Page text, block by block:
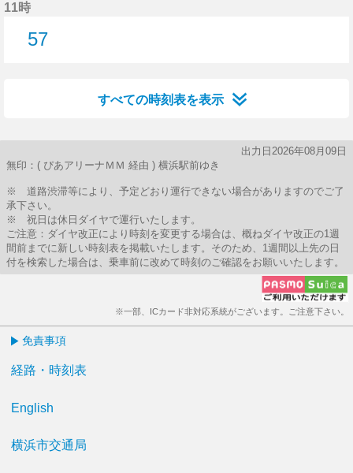
11時
57
すべての時刻表を表示
出力日2026年08月09日
無印：( ぴあアリーナＭＭ 経由 ) 横浜駅前ゆき
※ 道路渋滞等により、予定どおり運行できない場合がありますのでご了
承下さい。
※ 祝日は休日ダイヤで運行いたします。
ご注意：ダイヤ改正により時刻を変更する場合は、概ねダイヤ改正の1週
間前までに新しい時刻表を掲載いたします。そのため、1週間以上先の日
付を検索した場合は、乗車前に改めて時刻のご確認をお願いいたします。
※一部、ICカード非対応系統がございます。ご注意下さい。
免責事項
経路・時刻表
English
横浜市交通局